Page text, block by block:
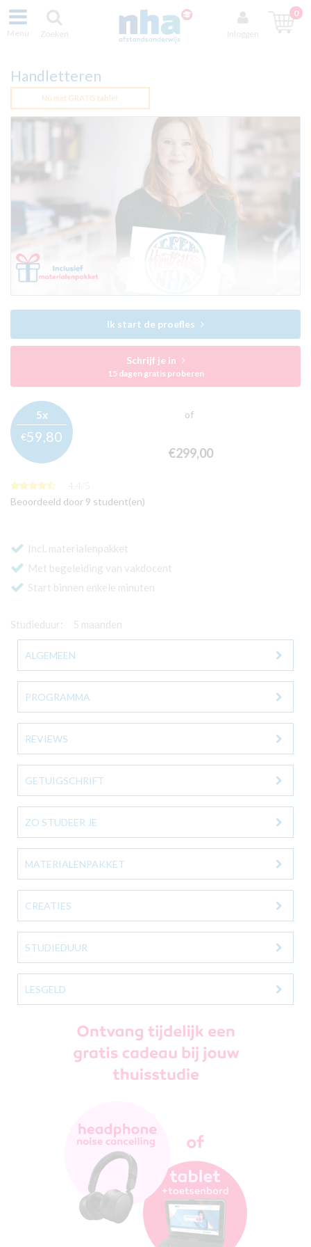
Menu Zoeken Inloggen
0
Handletteren
Nú met GRATIS tablet
Ik start de proefles
Schrijf je in
15 dagen gratis proberen
5x
€59, 80
of
€299,00
4.4
Beoordeeld door 9 student(en)
Incl. materialenpakket
Met begeleiding van vakdocent
Start binnen enkele minuten
Studieduur: 5 maanden
ALGEMEEN
PROGRAMMA
REVIEWS
GETUIGSCHRIFT
ZO STUDEER JE
MATERIALENPAKKET
CREATIES
STUDIEDUUR
LESGELD